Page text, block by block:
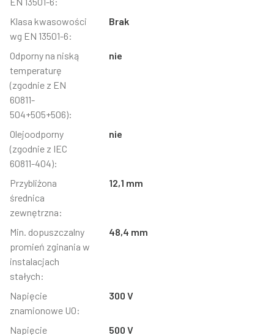
Klasa kwasowości
wg EN 13501-6:
Brak
Odporny na niską
temperaturę
(zgodnie z EN
60811-
504+505+506):
nie
Olejoodporny
(zgodnie z IEC
60811-404):
nie
Przybliżona
średnica
zewnętrzna:
12,1 mm
Min. dopuszczalny
promień zginania w
instalacjach
stałych:
48,4 mm
Napięcie
znamionowe U0:
300 V
Napięcie 500 V